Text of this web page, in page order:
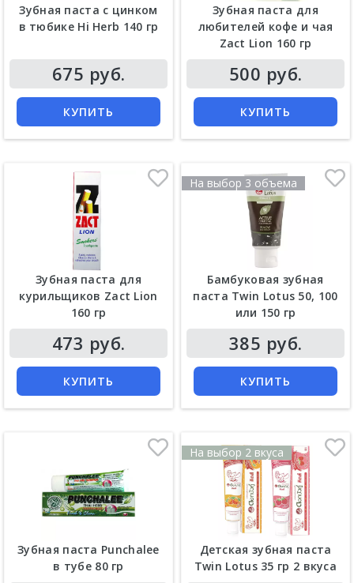
Зубная паста с цинком
в тюбике Hi Herb 140 гр
675 руб.
КУПИТЬ
Зубная паста для
любителей кофе и чая
Zact Lion 160 гр
500 руб.
КУПИТЬ
Зубная паста для
курильщиков Zact Lion
160 гр
473 руб.
КУПИТЬ
На выбор 3 объема
Бамбуковая зубная
паста Twin Lotus 50, 100
или 150 гр
385 руб.
КУПИТЬ
Зубная паста Punchalee
в тубе 80 гр
На выбор 2 вкуса
Детская зубная паста
Twin Lotus 35 гр 2 вкуса